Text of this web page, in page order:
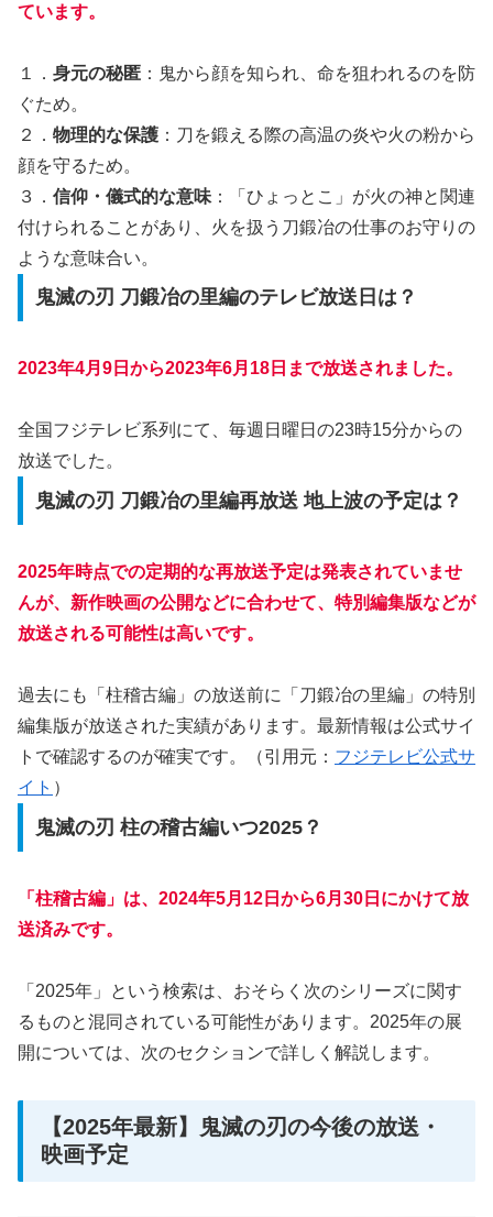
ています。
１． 身元の秘匿 ：鬼から顔を知られ、命を狙われるのを防
ぐため。
２． 物理的な保護 ：刀を鍛える際の高温の炎や火の粉から
顔を守るため。
３． 信仰・儀式的な意味 ：「ひょっとこ」が火の神と関連
付けられることがあり、火を扱う刀鍛冶の仕事のお守りの
ような意味合い。
鬼滅の刃 刀鍛冶の里編のテレビ放送日は？
2023年4月9日から2023年6月18日まで放送されました。
全国フジテレビ系列にて、毎週日曜日の23時15分からの
放送でした。
鬼滅の刃 刀鍛冶の里編再放送 地上波の予定は？
2025年時点での定期的な再放送予定は発表されていませ
んが、新作映画の公開などに合わせて、特別編集版などが
放送される可能性は高いです。
過去にも「柱稽古編」の放送前に「刀鍛冶の里編」の特別
編集版が放送された実績があります。最新情報は公式サイ
トで確認するのが確実です。（引用元： フジテレビ公式サ
イト ）
鬼滅の刃 柱の稽古編いつ2025？
「柱稽古編」は、2024年5月12日から6月30日にかけて放
送済みです。
「2025年」という検索は、おそらく次のシリーズに関す
るものと混同されている可能性があります。2025年の展
開については、次のセクションで詳しく解説します。
【2025年最新】鬼滅の刃の今後の放送・
映画予定